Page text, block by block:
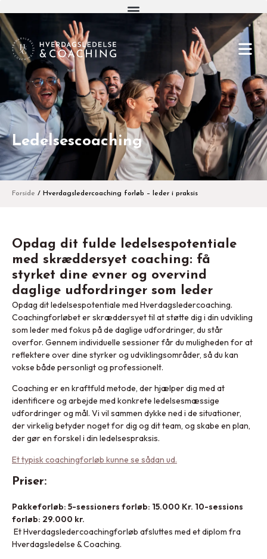
Ledelsescoaching
Forside / Hverdagsledercoaching forløb – leder i praksis
Opdag dit fulde ledelsespotentiale
med skræddersyet coaching: få
styrket dine evner og overvind
daglige udfordringer som leder
Opdag dit ledelsespotentiale med Hverdagsledercoaching.
Coachingforløbet er skræddersyet til at støtte dig i din udvikling
som leder med fokus på de daglige udfordringer, du står
overfor. Gennem individuelle sessioner får du muligheden for at
reflektere over dine styrker og udviklingsområder, så du kan
vokse både personligt og professionelt.
Coaching er en kraftfuld metode, der hjælper dig med at
identificere og arbejde med konkrete ledelsesmæssige
udfordringer og mål. Vi vil sammen dykke ned i de situationer,
der virkelig betyder noget for dig og dit team, og skabe en plan,
der gør en forskel i din ledelsespraksis.
Et typisk coachingforløb kunne se sådan ud.
Priser:
Pakkeforløb: 5-sessioners forløb: 15.000 Kr. 10-sessions
forløb: 29.000 kr.
Et Hverdagsledercoachingforløb afsluttes med et diplom fra
Hverdagsledelse & Coaching.